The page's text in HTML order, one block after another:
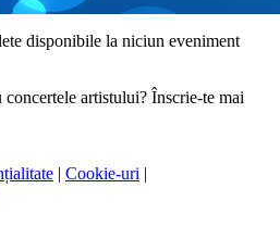
disponibile la niciun eveniment
artistului? Înscrie-te mai
| Cookie-uri |